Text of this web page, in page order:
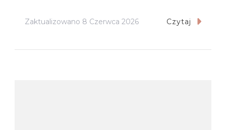
Zaktualizowano 8 Czerwca 2026 Czytaj